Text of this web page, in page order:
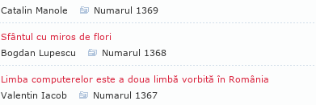
Catalin Manole
Numarul 1369
Sfântul cu miros de flori
Bogdan Lupescu
Numarul 1368
Limba computerelor este a doua limbă vorbită în România
Valentin Iacob
Numarul 1367